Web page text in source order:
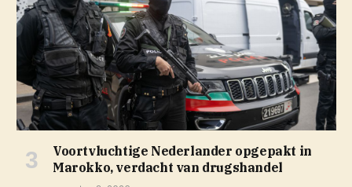
Voortvluchtige Nederlander opgepakt in
Marokko, verdacht van drugshandel